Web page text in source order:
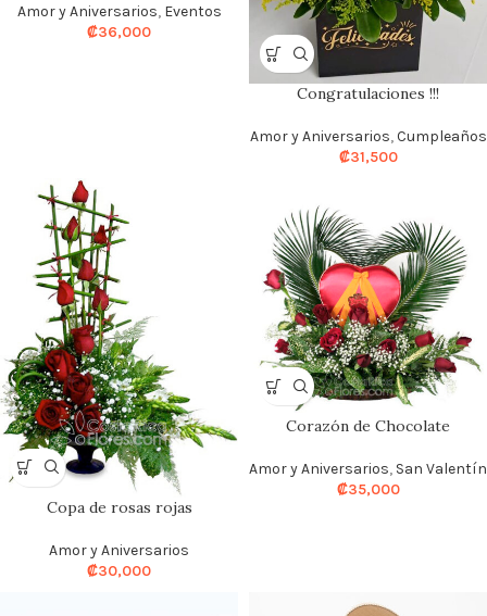
Amor y Aniversarios, Eventos
₡36,000
Congratulaciones !!!
Amor y Aniversarios,Cumpleaños
₡31,500
Copa de rosas rojas
Amor y Aniversarios
₡30,000
Corazón de Chocolate
Amor y Aniversarios, San Valentín
₡35,000